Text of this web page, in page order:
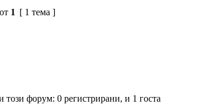
от 1 [ 1 тема ]
този форум: 0 регистрирани, и 1 госта